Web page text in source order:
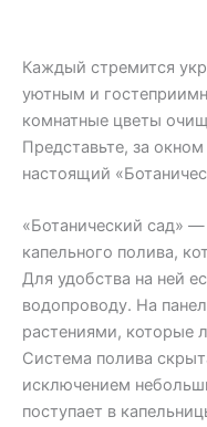
Каждый стремится
уютным и
комнатные цветы
Представьте, за
настоящий
«Ботанический сад» —
капельного полива,
Для удобства на ней
водопроводу. На
растениями, которые
Система полива
исключением
поступает в